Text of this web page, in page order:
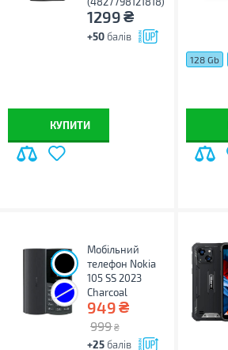
1299₴
+50 балів
КУПИТИ
128 Gb
Мобільний
телефон Nokia
105 SS 2023
Charcoal
949₴
999 ₴
+25 балів